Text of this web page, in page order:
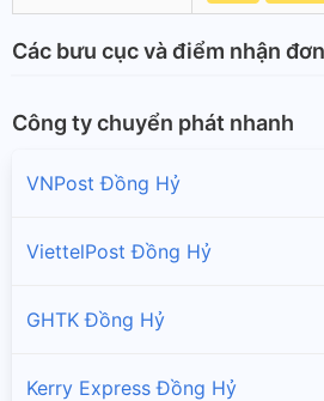
Các bưu cục và điểm nhận
Công ty chuyển phát nhanh
VNPost Đồng Hỷ
ViettelPost Đồng Hỷ
GHTK Đồng Hỷ
Kerry Express Đồng Hỷ